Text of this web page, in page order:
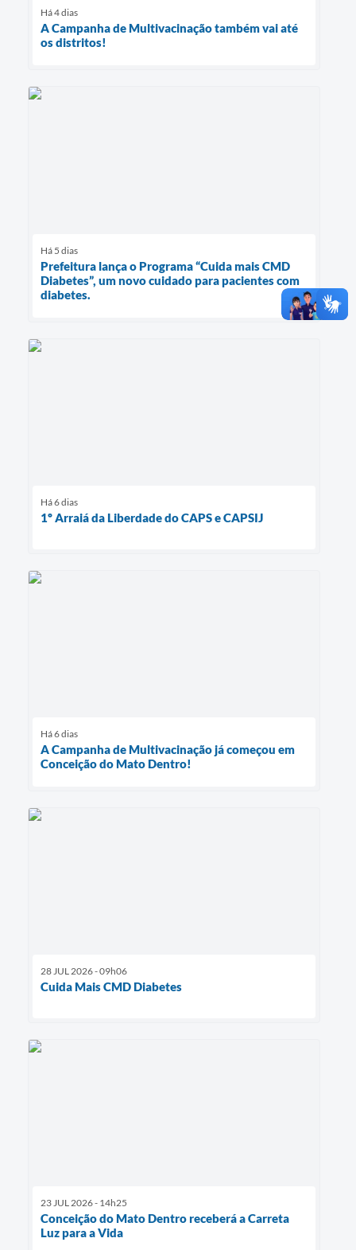
Há 4 dias
A Campanha de Multivacinação também vai até
os distritos!
Há 5 dias
Prefeitura lança o Programa “Cuida mais CMD
Diabetes”, um novo cuidado para pacientes com
diabetes.
Há 6 dias
1º Arraiá da Liberdade do CAPS e CAPSIJ
Há 6 dias
A Campanha de Multivacinação já começou em
Conceição do Mato Dentro!
28 JUL 2026 - 09h06
Cuida Mais CMD Diabetes
23 JUL 2026 - 14h25
Conceição do Mato Dentro receberá a Carreta
Luz para a Vida